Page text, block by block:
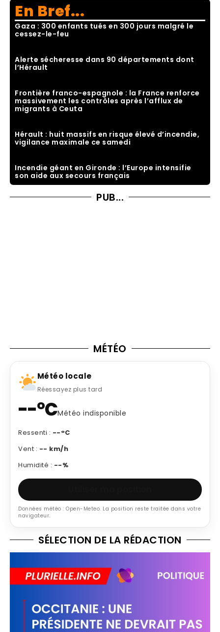
En Bref...
Gaza : 300 enfants tués en 300 jours malgré le
cessez-le-feu
Alerte sécheresse dans 90 départements dont
l’Hérault
Frontière franco-espagnole : la France renforce
massivement les contrôles après l’afflux de
migrants à Ceuta
Hérault : huit massifs en risque élevé d’incendie,
vigilance maximale ce samedi
Incendie géant en Gironde : l’Europe intensifie
son aide aux secours français
PUB...
MÉTÉO
Météo locale
Réessayez plus tard
--°CMétéo indisponible
Ressenti : --°C
Vent : -- km/h
Humidité : --%
Données météo : Open-Meteo. La position reste traitée dans votre
navigateur.
SÉLECTION DE LA RÉDACTION